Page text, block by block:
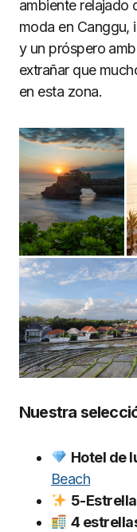
ambiente relajado
moda en Canggu,
y un próspero
extrañar que
en esta zona.
Nuestra
Hotel de
Beach
5-
4